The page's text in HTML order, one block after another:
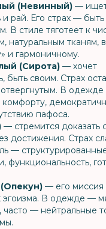
(Невинный) —
и рай. Его страх —
В стиле тяготеет к
натуральным тканям,
и гармоничному.
(Сирота) — хочет
быть своим. Страх
В
комфорту,
пафоса.
— стремится доказать
достижения. Страх
—
функциональность,
— его миссия
эгоизма. В одежде —
часто — нейтральные